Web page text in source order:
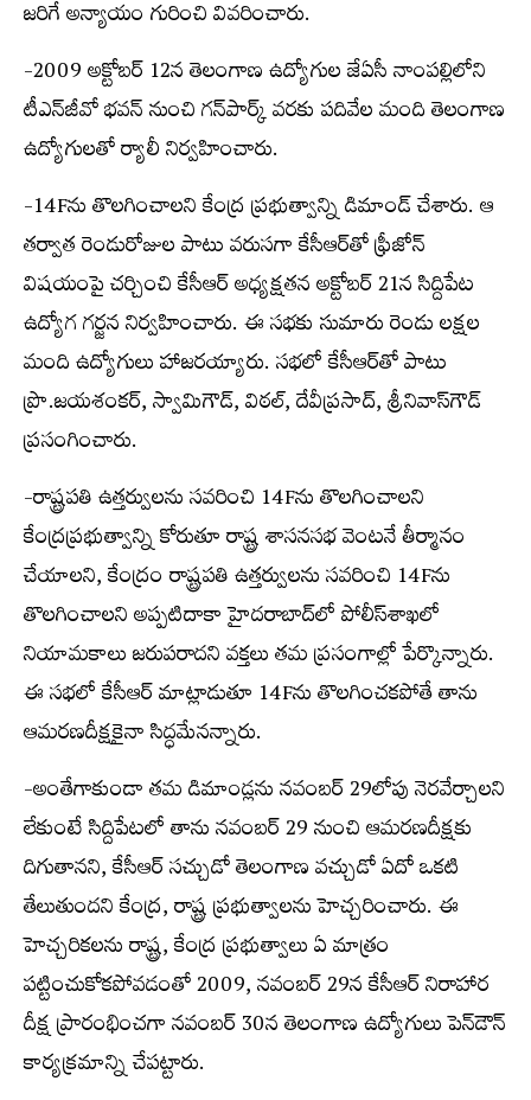
జరిగే అన్యాయం గురించి వివరించారు.
-2009 అక్టోబర్ 12న తెలంగాణ ఉద్యోగుల జేఏసీ నాంపల్లిలోని
టీఎన్‌జీవో భవన్ నుంచి గన్‌పార్క్ వరకు పదివేల మంది తెలంగాణ
ఉద్యోగులతో ర్యాలీ నిర్వహించారు.
-14Fను తొలగించాలని కేంద్ర ప్రభుత్వాన్ని డిమాండ్ చేశారు. ఆ
తర్వాత రెండురోజుల పాటు వరుసగా కేసీఆర్‌తో ఫ్రీజోన్
విషయంపై చర్చించి కేసీఆర్ అధ్యక్షతన అక్టోబర్ 21న సిద్దిపేట
ఉద్యోగ గర్జన నిర్వహించారు. ఈ సభకు సుమారు రెండు లక్షల
మంది ఉద్యోగులు హాజరయ్యారు. సభలో కేసీఆర్‌తో పాటు
ప్రొ.జయశంకర్, స్వామిగౌడ్, విఠల్, దేవీప్రసాద్, శ్రీనివాస్‌గౌడ్
ప్రసంగించారు.
-రాష్ట్రపతి ఉత్తర్వులను సవరించి 14Fను తొలగించాలని
కేంద్రప్రభుత్వాన్ని కోరుతూ రాష్ట్ర శాసనసభ వెంటనే తీర్మానం
చేయాలని, కేంద్రం రాష్ట్రపతి ఉత్తర్వులను సవరించి 14Fను
తొలగించాలని అప్పటిదాకా హైదరాబాద్‌లో పోలీస్‌శాఖలో
నియామకాలు జరుపరాదని వక్తలు తమ ప్రసంగాల్లో పేర్కొన్నారు.
ఈ సభలో కేసీఆర్ మాట్లాడుతూ 14Fను తొలగించకపోతే తాను
ఆమరణదీక్షకైనా సిద్ధమేనన్నారు.
-అంతేగాకుండా తమ డిమాండ్లను నవంబర్ 29లోపు నెరవేర్చాలని
లేకుంటే సిద్దిపేటలో తాను నవంబర్ 29 నుంచి ఆమరణదీక్షకు
దిగుతానని, కేసీఆర్ సచ్చుడో తెలంగాణ వచ్చుడో ఏదో ఒకటి
తేలుతుందని కేంద్ర, రాష్ట్ర ప్రభుత్వాలను హెచ్చరించారు. ఈ
హెచ్చరికలను రాష్ట్ర, కేంద్ర ప్రభుత్వాలు ఏ మాత్రం
పట్టించుకోకపోవడంతో 2009, నవంబర్ 29న కేసీఆర్ నిరాహార
దీక్ష ప్రారంభించగా నవంబర్ 30న తెలంగాణ ఉద్యోగులు పెన్‌డౌన్
కార్యక్రమాన్ని చేపట్టారు.